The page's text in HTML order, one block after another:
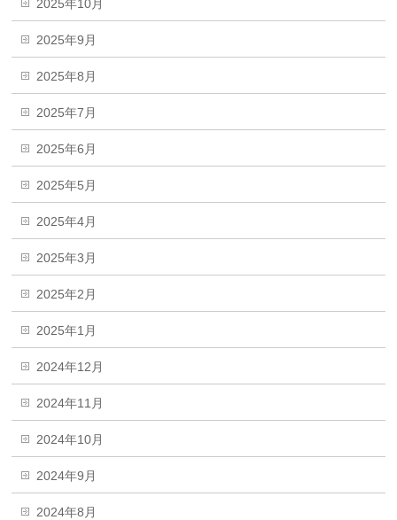
2025年10月
2025年9月
2025年8月
2025年7月
2025年6月
2025年5月
2025年4月
2025年3月
2025年2月
2025年1月
2024年12月
2024年11月
2024年10月
2024年9月
2024年8月